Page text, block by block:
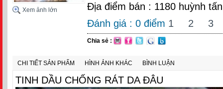
Xem ảnh lớn
Địa điểm bán : 1180 huỳnh
Đánh giá : 0 điểm 1 2 3
Chia sẻ :
CHI TIẾT SẢN PHẨM HÌNH ẢNH KHÁC BÌNH LUẬN
TINH DẦU CHỐNG RÁT DA ĐÂU